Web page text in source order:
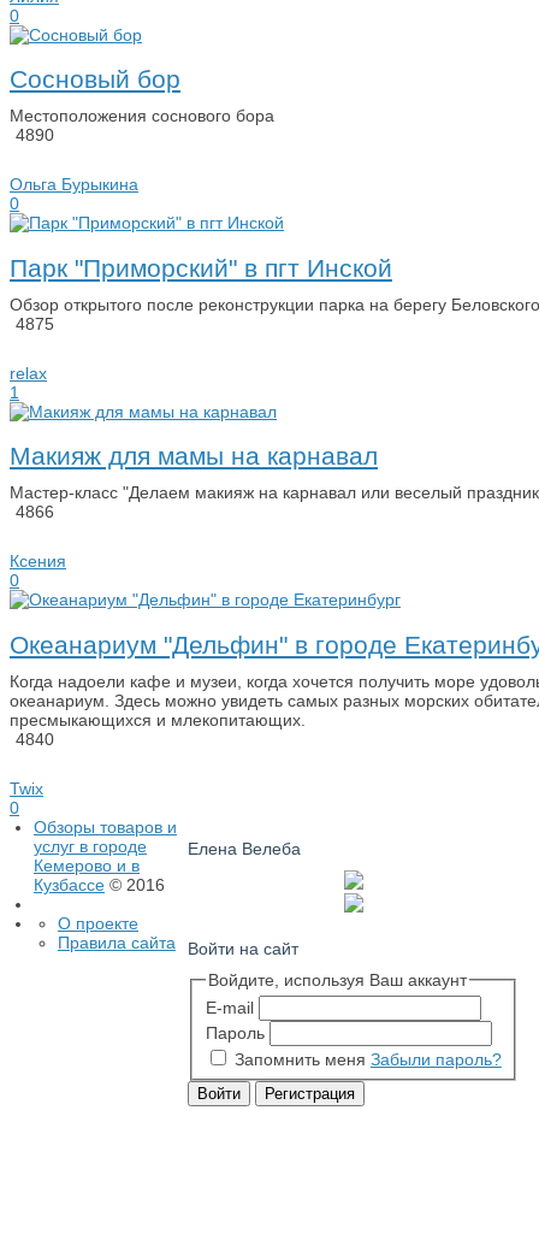
0
Сосновый бор
Местоположения соснового бора
4890
Ольга Бурыкина
0
Парк "Приморский" в пгт Инской
Обзор открытого после реконструкции парка на берегу
4875
relax
1
Макияж для мамы на карнавал
Мастер-класс "Делаем макияж на карнавал или веселый праздник
4866
Ксения
0
Океанариум "Дельфин" в городе
Когда надоели кафе и музеи, когда хочется получить море
океанариум. Здесь можно увидеть самых разных морских
пресмыкающихся и млекопитающих.
4840
Twix
0
Елена Велеба
Войти на сайт
Войдите, используя Ваш аккаунт
E-mail
Пароль
Запомнить меня Забыли пароль?
Обзоры товаров и
услуг в городе
Кемерово и в
Кузбассе © 2016
О проекте
Правила сайта